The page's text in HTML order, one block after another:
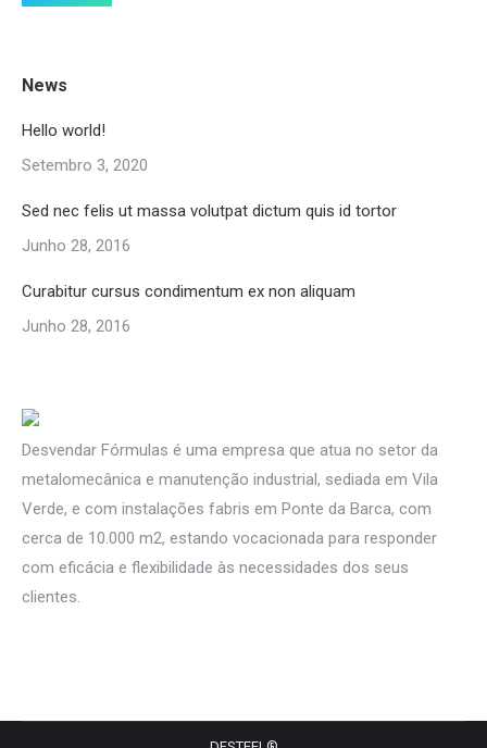
News
Hello world!
Setembro 3, 2020
Sed nec felis ut massa volutpat dictum quis id tortor
Junho 28, 2016
Curabitur cursus condimentum ex non aliquam
Junho 28, 2016
Desvendar Fórmulas é uma empresa que atua no setor da
metalomecânica e manutenção industrial, sediada em Vila
Verde, e com instalações fabris em Ponte da Barca, com
cerca de 10.000 m2, estando vocacionada para responder
com eficácia e flexibilidade às necessidades dos seus
clientes.